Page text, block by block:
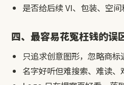
是否给后续 VI、包装、空间
四、最容易花冤枉钱的误
只追求创意图形，忽略商标
名字好听但难搜索、难读、